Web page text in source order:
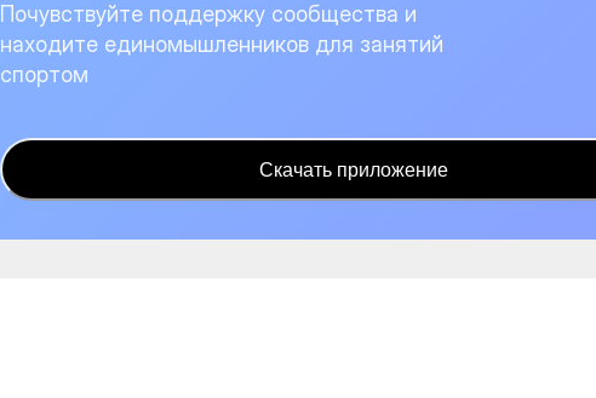
Почувствуйте поддержку сообщества и
находите единомышленников для занятий
спортом
Скачать приложение